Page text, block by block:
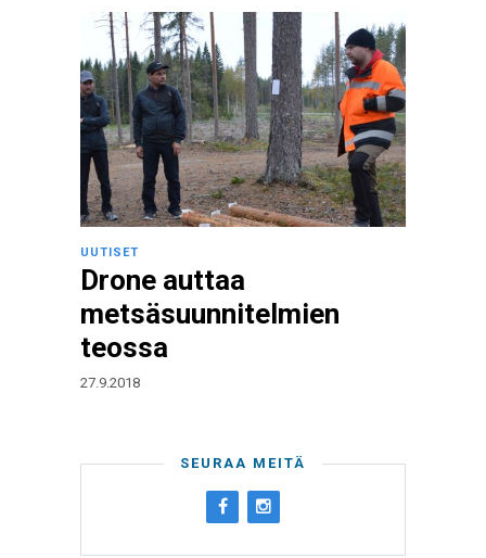
UUTISET
Drone auttaa
metsäsuunnitelmien
teossa
27.9.2018
SEURAA MEITÄ